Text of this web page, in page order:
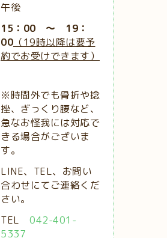
午後
15：00 ～ 19：
00 （19時以降は要予
約でお受けできます）
※時間外でも骨折や捻
挫、ぎっくり腰など、
急なお怪我には対応で
きる場合がございま
す。
LINE、TEL、お問い
合わせにてご連絡くだ
さい。
TEL 042-401-
5337